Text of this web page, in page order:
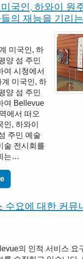
국인, 하와이 원
의 재능을 기리
미국인, 하
양 섬 주민
여 시청에서
미국인, 하
양 섬 주민
여 Bellevue
에서 떠오
인, 하와이
주민 예술
술 전시회를
는…
수요에 대한 커뮤
의 인적 서비스 요